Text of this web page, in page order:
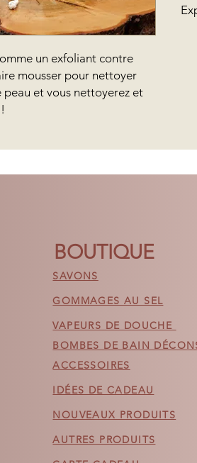
un exfoliant contre
mousser pour nettoyer
et vous nettoyerez et
BOUTIQUE
SAVONS
GOMMAGES AU SEL
VAPEURS DE DOUCHE
BOMBES DE BAIN
ACCESSOIRES
IDÉES DE CADEAU
NOUVEAUX PRODUITS
AUTRES PRODUITS